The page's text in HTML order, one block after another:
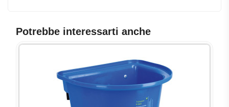
Potrebbe interessarti anche